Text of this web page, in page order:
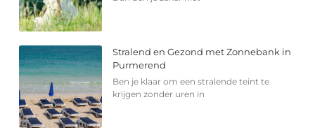
Stralend en Gezond met Zonnebank in
Purmerend
Ben je klaar om een stralende teint te
krijgen zonder uren in